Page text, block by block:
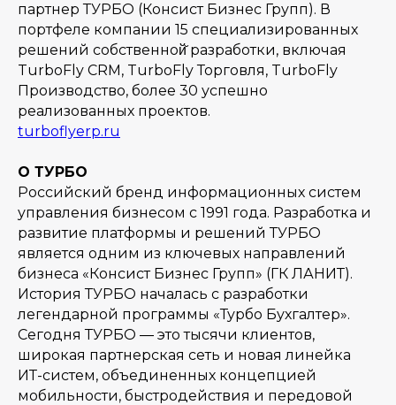
партнер ТУРБО (Консист Бизнес Групп). В
портфеле компании 15 специализированных
решений собственной̆ разработки, включая
TurboFly CRM, TurboFly Торговля, TurboFly
Производство, более 30 успешно
реализованных проектов.
turboflyerp.ru
О ТУРБО
Российский бренд информационных систем
управления бизнесом с 1991 года. Разработка и
развитие платформы и решений ТУРБО
является одним из ключевых направлений
бизнеса «Консист Бизнес Групп» (ГК ЛАНИТ).
История ТУРБО началась с разработки
легендарной программы «Турбо Бухгалтер».
Сегодня ТУРБО ― это тысячи клиентов,
широкая партнерская сеть и новая линейка
ИТ-систем, объединенных концепцией
мобильности, быстродействия и передовой